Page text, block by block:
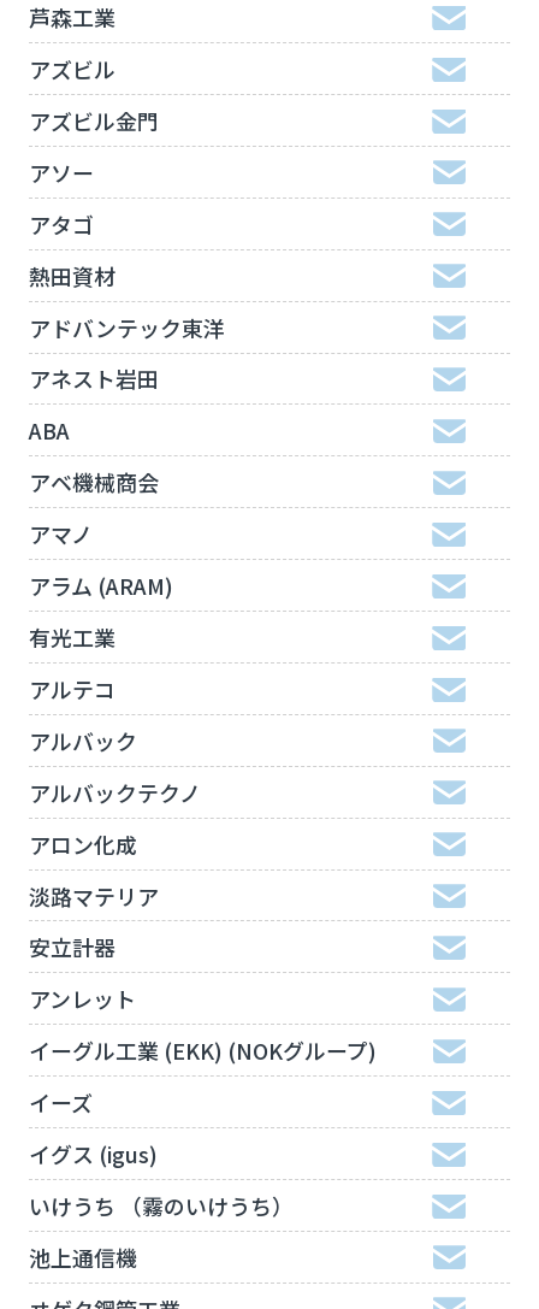
芦森工業
アズビル
アズビル金門
アソー
アタゴ
熱田資材
アドバンテック東洋
アネスト岩田
ABA
アベ機械商会
アマノ
アラム (ARAM)
有光工業
アルテコ
アルバック
アルバックテクノ
アロン化成
淡路マテリア
安立計器
アンレット
イーグル工業 (EKK) (NOKグループ)
イーズ
イグス (igus)
いけうち （霧のいけうち）
池上通信機